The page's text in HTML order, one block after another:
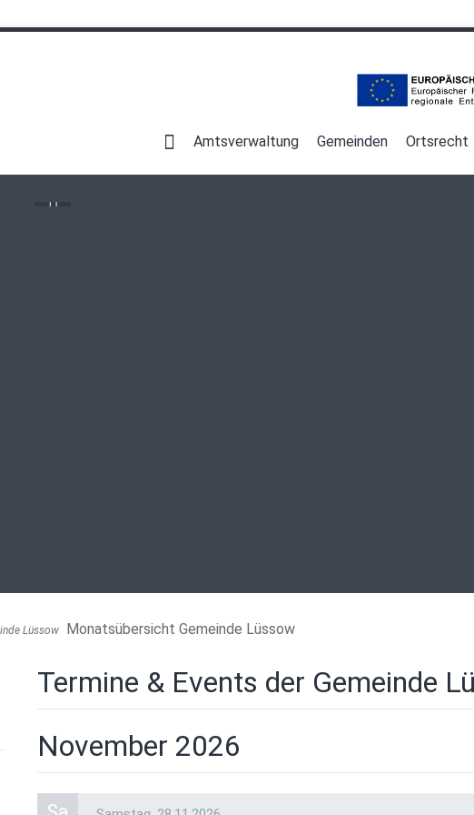
überspringenAmtsverwaltung Gemeinden Ortsrecht
Lüssow Monatsübersicht Gemeinde Lüssow
Termine & Events der Gemeinde
November 2026